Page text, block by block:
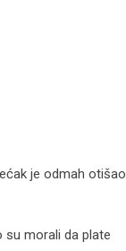
je odmah otišao
su morali da plate